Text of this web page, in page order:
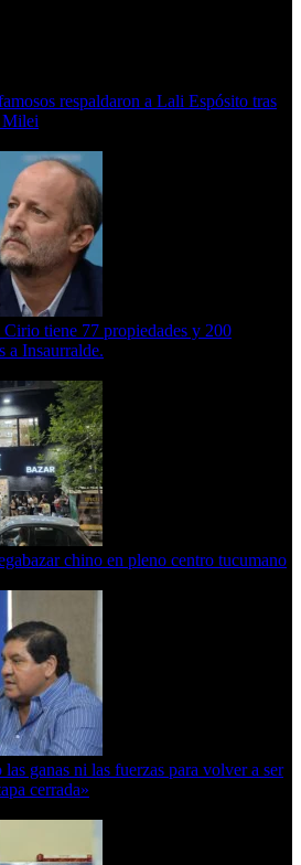
respaldaron a Lali Espósito tras
Milei
Cirio tiene 77 propiedades y 200
a Insaurralde.
chino en pleno centro tucumano
ganas ni las fuerzas para volver a ser
cerrada»